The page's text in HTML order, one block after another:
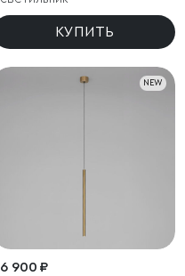
КУПИТЬ
NEW
6 900 ₽